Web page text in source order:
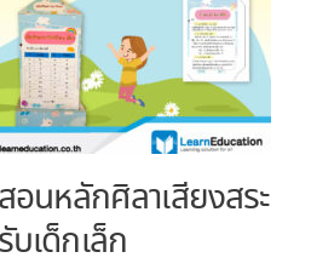
นหลักศิลาเสียงสระ
บเด็กเล็ก